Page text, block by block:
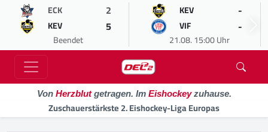
ECK 2
KEV 5
Beendet
KEV -
VIF -
21.08. 15:00 Uhr
Von Herzblutgetragen. Im Eishockeyzuhause.
Zuschauerstärkste 2. Eishockey-Liga Europas